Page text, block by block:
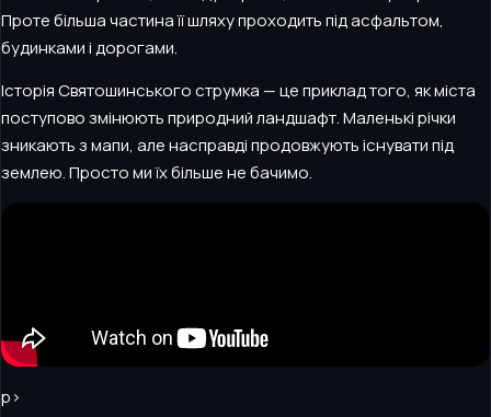
Проте більша частина її шляху проходить під асфальтом,
будинками і дорогами.
Історія Святошинського струмка — це приклад того, як міста
поступово змінюють природний ландшафт. Маленькі річки
зникають з мапи, але насправді продовжують існувати під
землею. Просто ми їх більше не бачимо.
p>